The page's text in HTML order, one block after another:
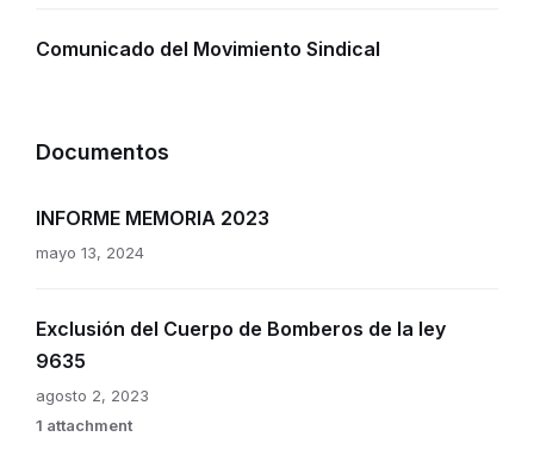
Comunicado del Movimiento Sindical
Documentos
INFORME MEMORIA 2023
mayo 13, 2024
Exclusión del Cuerpo de Bomberos de la ley
9635
agosto 2, 2023
1 attachment